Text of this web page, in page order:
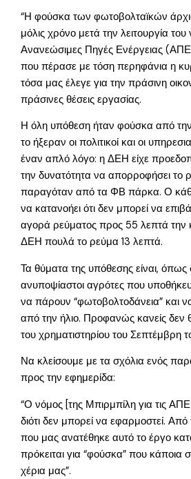
“Η φούσκα των φωτοβολταϊκών
μόλις χρόνο μετά την λειτουργία του
Ανανεώσιμες Πηγές Ενέργειας
που πέρασε με τόση περηφάνια η
τόσα μας έλεγε για την πράσινη
πράσινες θέσεις εργασίας.
Η όλη υπόθεση ήταν φούσκα από
το ήξεραν οι πολιτικοί και οι
έναν απλό λόγο: η ΔΕΗ είχε
την δυνατότητα να απορροφήσει το
παραγόταν από τα ΦΒ πάρκα. Ο
να κατανοήει ότι δεν μπορεί να
αγορά ρεύματος προς 55 λεπτά την
ΔΕΗ πουλά το ρεύμα 13 λεπτά.
Τα θύματα της υπόθεσης είναι,
ανυποψίαστοι αγρότες που
να πάρουν “φωτοβολτοδάνεια” και
από την ήλιο. Προφανώς κανείς δεν
του χρηματιστηρίου του Σεπτέμβρη
Να κλείσουμε με τα σχόλια ενός
προς την εφημερίδα:
“Ο νόμος [της Μπιρμπίλη για τις
διότι δεν μπορεί να εφαρμοστεί.
που μας ανατέθηκε αυτό το έργο
πρόκειται για “φούσκα” που κάποια
χέρια μας”.